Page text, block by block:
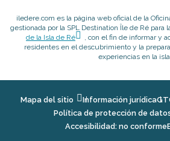
iledere.com es la página web oficial de la
gestionada por la SPL Destination Île de Ré para
de la Isla de Ré
, con el fin de informar y
residentes en el descubrimiento y la
experiencias en la
Mapa del sitio Información jurídica
Política de protección de
Accesibilidad: no conforme